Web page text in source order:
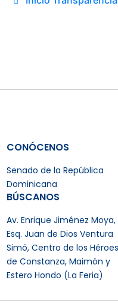
CONÓCENOS
Senado de la República
Dominicana
BÚSCANOS
Av. Enrique Jiménez Moya,
Esq. Juan de Dios Ventura
Simó, Centro de los Héroes
de Constanza, Maimón y
Estero Hondo (La Feria)